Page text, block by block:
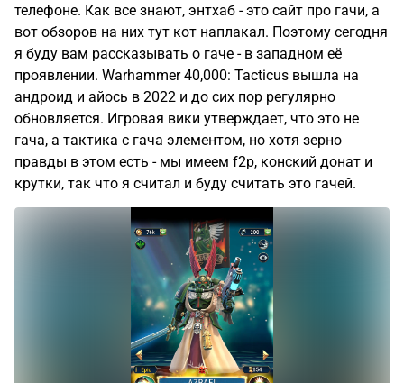
телефоне. Как все знают, энтхаб - это сайт про гачи, а
вот обзоров на них тут кот наплакал. Поэтому сегодня
я буду вам рассказывать о гаче - в западном её
проявлении. Warhammer 40,000: Tacticus вышла на
андроид и айось в 2022 и до сих пор регулярно
обновляется. Игровая вики утверждает, что это не
гача, а тактика с гача элементом, но хотя зерно
правды в этом есть - мы имеем f2p, конский донат и
крутки, так что я считал и буду считать это гачей.